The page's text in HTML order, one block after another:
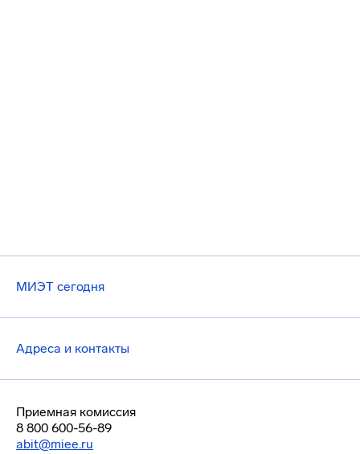
МИЭТ сегодня
Адреса и контакты
Приемная комиссия
8 800 600-56-89
abit@miee.ru